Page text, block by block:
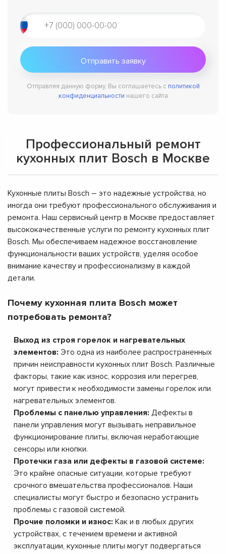
Отправляя данную форму, Вы соглашаетесь с политикой
конфиденциальности нашего сайта
Профессиональный ремонт
кухонных плит Bosch в Москве
Кухонные плиты Bosch – это надежные устройства, но
иногда они требуют профессионального обслуживания и
ремонта. Наш сервисный центр в Москве предоставляет
высококачественные услуги по ремонту кухонных плит
Bosch. Мы обеспечиваем надежное восстановление
функциональности ваших устройств, уделяя особое
внимание качеству и профессионализму в каждой
детали.
Почему кухонная плита Bosch может
потребовать ремонта?
Выход из строя горелок и нагревательных
элементов: Это одна из наиболее распространенных
причин неисправности кухонных плит Bosch. Различные
факторы, такие как износ, коррозия или перегрев,
могут привести к необходимости замены горелок или
нагревательных элементов.
Проблемы с панелью управления: Дефекты в
панели управления могут вызывать неправильное
функционирование плиты, включая неработающие
сенсоры или кнопки.
Протечки газа или дефекты в газовой системе:
Это крайне опасные ситуации, которые требуют
срочного вмешательства профессионалов. Наши
специалисты могут быстро и безопасно устранить
проблемы с газовой системой.
Прочие поломки и износ: Как и в любых других
устройствах, с течением времени и активной
эксплуатации, кухонные плиты могут подвергаться